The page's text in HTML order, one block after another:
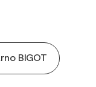
BIGOT